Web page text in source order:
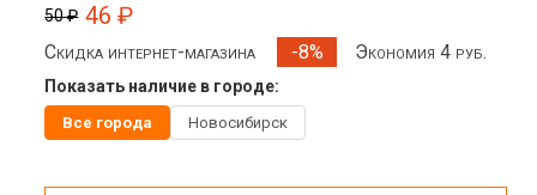
50 ₽ 46 ₽
Скидка интернет-магазина -8% Экономия 4 руб.
Показать наличие в городе:
Все города Новосибирск